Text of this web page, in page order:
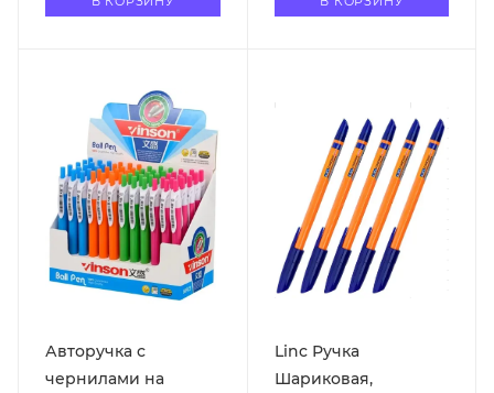
Авторучка с
чернилами на
Linc Ручка
Шариковая,